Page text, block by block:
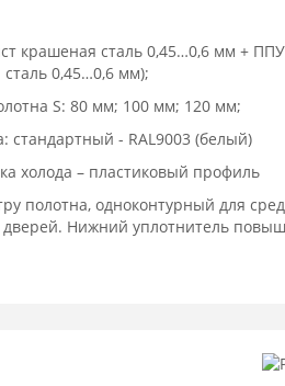
крашеная сталь 0,45…0,6 мм +
сталь 0,45…0,6 мм);
S: 80 мм; 100 мм; 120 мм;
стандартный - RAL9003 (белый)
холода – пластиковый профиль
полотна, одноконтурный для
Нижний уплотнитель